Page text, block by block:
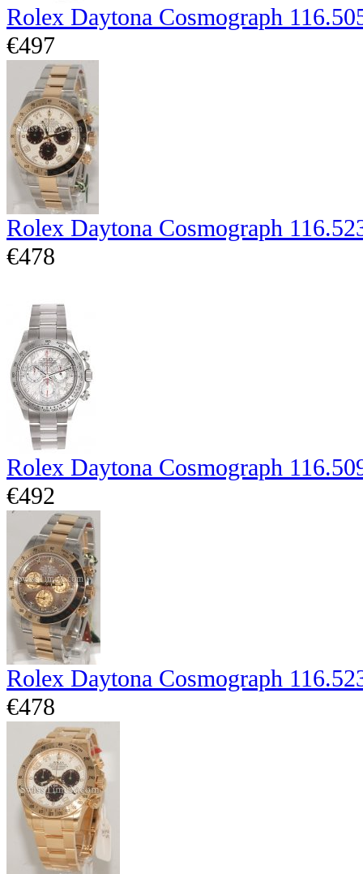
Rolex Daytona Cosmograph
€497
Rolex Daytona Cosmograph
€478
Rolex Daytona Cosmograph
€492
Rolex Daytona Cosmograph
€478